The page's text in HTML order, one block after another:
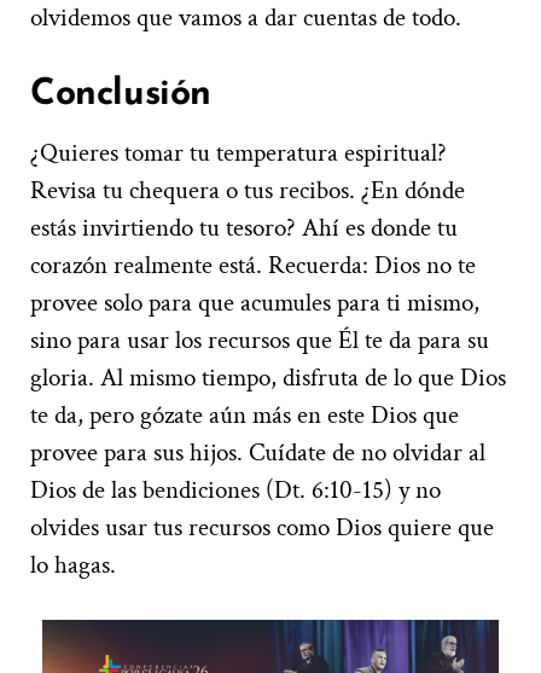
olvidemos que vamos a dar cuentas de todo.
Conclusión
¿Quieres tomar tu temperatura espiritual?
Revisa tu chequera o tus recibos. ¿En dónde
estás invirtiendo tu tesoro? Ahí es donde tu
corazón realmente está. Recuerda: Dios no te
provee solo para que acumules para ti mismo,
sino para usar los recursos que Él te da para su
gloria. Al mismo tiempo, disfruta de lo que Dios
te da, pero gózate aún más en este Dios que
provee para sus hijos. Cuídate de no olvidar al
Dios de las bendiciones (Dt. 6:10-15) y no
olvides usar tus recursos como Dios quiere que
lo hagas.